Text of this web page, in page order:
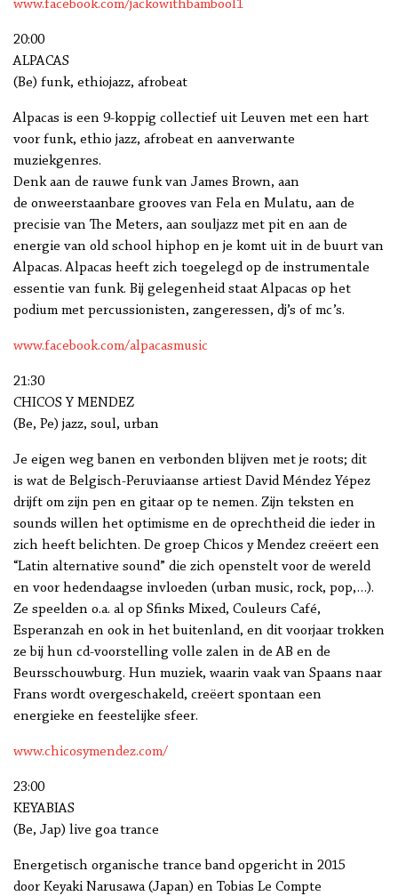
www.facebook.com/jackowithbambool1
20:00
ALPACAS
(Be) funk, ethiojazz, afrobeat
Alpacas is een 9-koppig collectief uit Leuven met een hart
voor funk, ethio jazz, afrobeat en aanverwante
muziekgenres.
Denk aan de rauwe funk van James Brown, aan
de onweerstaanbare grooves van Fela en Mulatu, aan de
precisie van The Meters, aan souljazz met pit en aan de
energie van old school hiphop en je komt uit in de buurt van
Alpacas. Alpacas heeft zich toegelegd op de instrumentale
essentie van funk. Bij gelegenheid staat Alpacas op het
podium met percussionisten, zangeressen, dj’s of mc’s.
www.facebook.com/alpacasmusic
21:30
CHICOS Y MENDEZ
(Be, Pe) jazz, soul, urban
Je eigen weg banen en verbonden blijven met je roots; dit
is wat de Belgisch-Peruviaanse artiest David Méndez Yépez
drijft om zijn pen en gitaar op te nemen. Zijn teksten en
sounds willen het optimisme en de oprechtheid die ieder in
zich heeft belichten. De groep Chicos y Mendez creëert een
“Latin alternative sound” die zich openstelt voor de wereld
en voor hedendaagse invloeden (urban music, rock, pop,…).
Ze speelden o.a. al op Sfinks Mixed, Couleurs Café,
Esperanzah en ook in het buitenland, en dit voorjaar trokken
ze bij hun cd-voorstelling volle zalen in de AB en de
Beursschouwburg. Hun muziek, waarin vaak van Spaans naar
Frans wordt overgeschakeld, creëert spontaan een
energieke en feestelijke sfeer.
www.chicosymendez.com/
23:00
KEYABIAS
(Be, Jap) live goa trance
Energetisch organische trance band opgericht in 2015
door Keyaki Narusawa (Japan) en Tobias Le Compte